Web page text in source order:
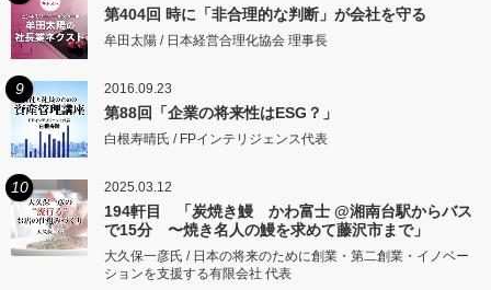
第404回 時に「非合理的な判断」が会社を守る
牟田太陽 / 日本経営合理化協会 理事長
9 2016.09.23
第88回「企業の将来性はESG？」
白根寿晴氏 / FPインテリジェンス代表
10 2025.03.12
194軒目 「炭焼き鰻 かわ富士 @湘南台駅からバス
で15分 〜焼き名人の鰻を求めて藤沢市まで」
大久保一彦氏 / 日本の将来のために創業・第二創業・イノベー
ションを支援する有限会社 代表